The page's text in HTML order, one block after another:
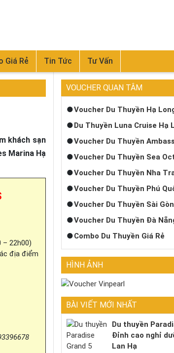
Giá Rẻ Tin Tức Tư Vấn
khách sạn
Marina Hạ
– 22h00)
địa điểm
VOUCHER QUAN TÂM
Voucher Du Thuyền Hạ
Du Thuyền Luna Cruise Hạ
Voucher Du Thuyền
Voucher Du Thuyền Sea
Voucher Du Thuyền Nha
Voucher Du Thuyền Phú
Voucher Du Thuyền Sài Gòn
Voucher Du Thuyền Đà
Combo Du Thuyền Giá Rẻ
HÌNH ẢNH
BÀI VIẾT MỚI NHẤT
Du thuyền
Đỉnh cao nghỉ
Lan Hạ